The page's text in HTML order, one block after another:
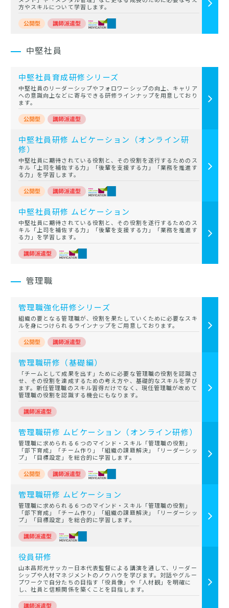
方やスキルについて学習します。
中堅社員
中堅社員育成研修シリーズ
中堅社員のリーダーシップやフォロワーシップの向上、キャリア
への意識向上などに寄与できる研修ラインナップを用意しており
ます。
中堅社員研修 ムビケーション（オンライン研
修）
中堅社員に期待されている役割と、その役割を遂行するためのス
キル「上司を補佐する力」「後輩を支援する力」「業務を推進す
る力」を学習します。
中堅社員研修 ムビケーション
中堅社員に期待されている役割と、その役割を遂行するためのス
キル「上司を補佐する力」「後輩を支援する力」「業務を推進す
る力」を学習します。
管理職
管理職強化研修シリーズ
組織の要となる管理職が、役割を果たしていくために必要なスキ
ルを身につけられるラインナップをご用意しております。
管理職研修（基礎編）
「チームとして成果を出す」ために必要な管理職の役割を認識さ
せ、その役割を達成するための考え方や、基礎的なスキルを学び
ます。新任管理職のスキル習得だけでなく、現任管理職が改めて
管理職の役割を認識する機会にもなります。
管理職研修 ムビケーション（オンライン研修）
管理職に求められる６つのマインド・スキル「管理職の役割」
「部下育成」「チーム作り」「組織の課題解決」「リーダーシッ
プ」「目標設定」を総合的に学習します。
管理職研修 ムビケーション
管理職に求められる６つのマインド・スキル「管理職の役割」
「部下育成」「チーム作り」「組織の課題解決」「リーダーシッ
プ」「目標設定」を総合的に学習します。
役員研修
山本昌邦元サッカー日本代表監督による講演を通して、リーダー
シップや人材マネジメントのノウハウを学びます。対話やグルー
プワークで自分たちの目指す「役員像」や「人材観」を明確に
し、社員と信頼関係を築くことを目指します。